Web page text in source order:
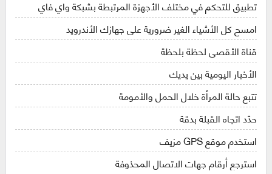
تطبيق للتحكم في مختلف الأجهزة المرتبطة بشبكة واي فاي
امسح كل الأشياء الغير ضرورية على جهازك الأندرويد
قناة الأقصى لحظة بلحظة
الأخبار اليومية بين يديك
تتبع حالة المرأة خلال الحمل والأمومة
حدّد اتجاه القبلة بدقة
استخدم موقع GPS مزيف
استرجع أرقام جهات الاتصال المحذوفة